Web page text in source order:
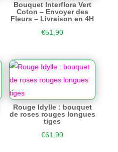
Bouquet Interflora Vert
Coton – Envoyer des
Fleurs – Livraison en 4H
€51,90
Rouge Idylle : bouquet
de roses rouges longues
tiges
€61,90